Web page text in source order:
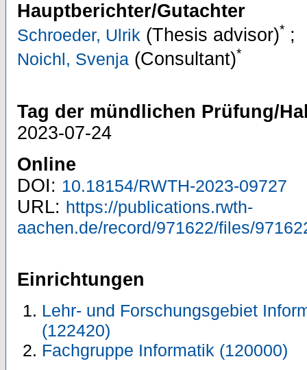
Hauptberichter/Gutachter
Schroeder, Ulrik (Thesis advisor)* ;
Noichl, Svenja (Consultant)*
Tag der mündlichen Prüfung/
2023-07-24
Online
DOI: 10.18154/RWTH-2023-09727
URL: https://publications.rwth-
aachen.de/record/971622/files/
Einrichtungen
Lehr- und Forschungsgebiet
(122420)
Fachgruppe Informatik (120000)